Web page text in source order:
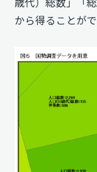
から得ることが